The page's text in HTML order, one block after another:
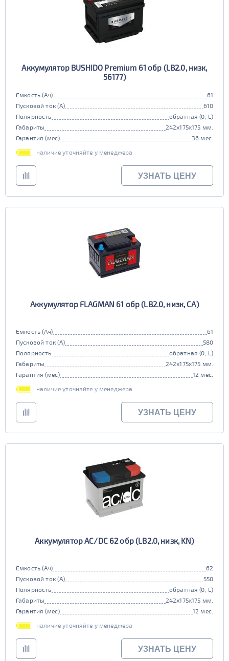
Аккумулятор BUSHIDO Premium 61 обр (LB2.0, низк,
56177)
Емкость (Ач)
61
Пусковой ток (А)
610
Полярность
обратная (0, L)
Габариты
242x175x175 мм.
Гарантия (мес)
36 мес.
наличие уточняйте у менеджера
УЗНАТЬ ЦЕНУ
Аккумулятор FLAGMAN 61 обр (LB2.0, низк, CA)
Емкость (Ач)
61
Пусковой ток (А)
580
Полярность
обратная (0, L)
Габариты
242x175x175 мм.
Гарантия (мес)
12 мес.
наличие уточняйте у менеджера
УЗНАТЬ ЦЕНУ
Аккумулятор AC/DC 62 обр (LB2.0, низк, KN)
Емкость (Ач)
62
Пусковой ток (А)
550
Полярность
обратная (0, L)
Габариты
242x175x175 мм.
Гарантия (мес)
12 мес.
наличие уточняйте у менеджера
УЗНАТЬ ЦЕНУ